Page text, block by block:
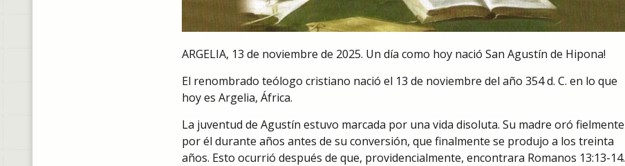
ARGELIA, 13 de noviembre de 2025. Un día como hoy nació San Agustín de Hipona!
El renombrado teólogo cristiano nació el 13 de noviembre del año 354 d. C. en lo que
hoy es Argelia, África.
La juventud de Agustín estuvo marcada por una vida disoluta. Su madre oró fielmente
por él durante años antes de su conversión, que finalmente se produjo a los treinta
años. Esto ocurrió después de que, providencialmente, encontrara Romanos 13:13-14.